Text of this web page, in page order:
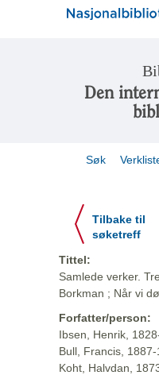
Den
Søk
Tilbake til
søketreff
Tittel:
Samlede verker.
Borkman ; Når vi
Forfatter/person:
Ibsen, Henrik,
Bull, Francis,
Koht, Halvdan,